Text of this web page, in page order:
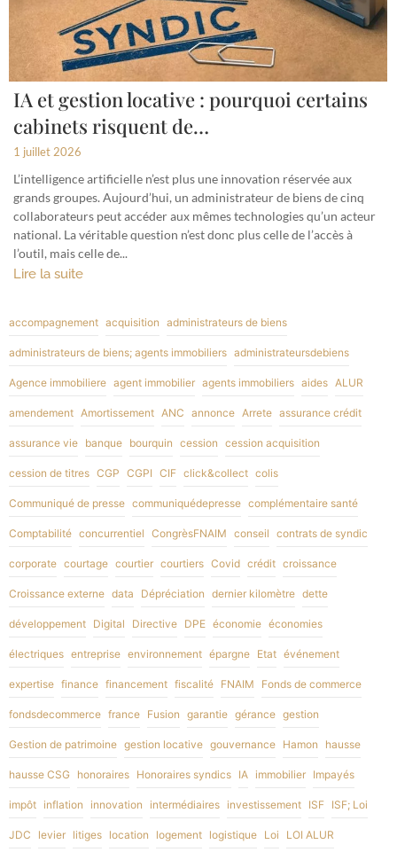
IA et gestion locative : pourquoi certains
cabinets risquent de…
1 juillet 2026
L’intelligence artificielle n’est plus une innovation réservée aux
grands groupes. Aujourd’hui, un administrateur de biens de cinq
collaborateurs peut accéder aux mêmes technologies qu’un acteur
national. La véritable question n’est donc plus celle de l’accès à
l’outil, mais celle de...
Lire la suite
accompagnement acquisition administrateurs de biens
administrateurs de biens; agents immobiliers administrateursdebiens
Agence immobiliere agent immobilier agents immobiliers aides ALUR
amendement Amortissement ANC annonce Arrete assurance crédit
assurance vie banque bourquin cession cession acquisition
cession de titres CGP CGPI CIF click&collect colis
Communiqué de presse communiquédepresse complémentaire santé
Comptabilité concurrentiel CongrèsFNAIM conseil contrats de syndic
corporate courtage courtier courtiers Covid crédit croissance
Croissance externe data Dépréciation dernier kilomètre dette
développement Digital Directive DPE économie économies
électriques entreprise environnement épargne Etat événement
expertise finance financement fiscalité FNAIM Fonds de commerce
fondsdecommerce france Fusion garantie gérance gestion
Gestion de patrimoine gestion locative gouvernance Hamon hausse
hausse CSG honoraires Honoraires syndics IA immobilier Impayés
impôt inflation innovation intermédiaires investissement ISF ISF; Loi
JDC levier litiges location logement logistique Loi LOI ALUR